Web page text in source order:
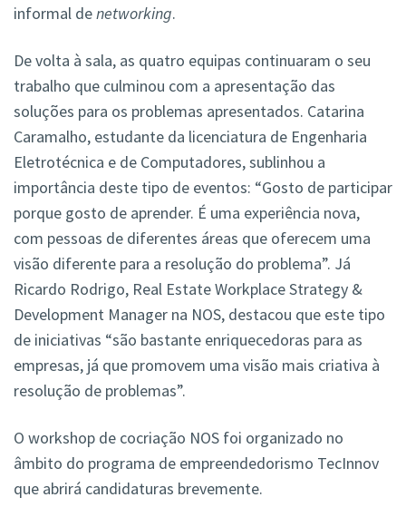
informal denetworking.
De volta à sala, as quatro equipas continuaram o seu
trabalho que culminou com a apresentação das
soluções para os problemas apresentados. Catarina
Caramalho, estudante da licenciatura de Engenharia
Eletrotécnica e de Computadores, sublinhou a
importância deste tipo de eventos: “Gosto de participar
porque gosto de aprender. É uma experiência nova,
com pessoas de diferentes áreas que oferecem uma
visão diferente para a resolução do problema”. Já
Ricardo Rodrigo, Real Estate Workplace Strategy &
Development Manager na NOS, destacou que este tipo
de iniciativas “são bastante enriquecedoras para as
empresas, já que promovem uma visão mais criativa à
resolução de problemas”.
O workshop de cocriação NOS foi organizado no
âmbito do programa de empreendedorismo TecInnov
que abrirá candidaturas brevemente.